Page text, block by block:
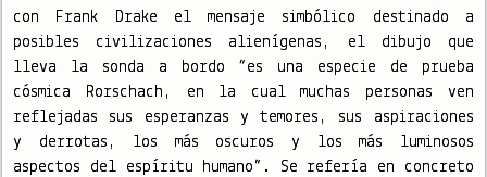
con Frank Drake el mensaje simbólico destinado a
posibles civilizaciones alienígenas, el dibujo que
lleva la sonda a bordo “es una especie de prueba
cósmica Rorschach, en la cual muchas personas ven
reflejadas sus esperanzas y temores, sus aspiraciones
y derrotas, los más oscuros y los más luminosos
aspectos del espíritu humano”. Se refería en concreto